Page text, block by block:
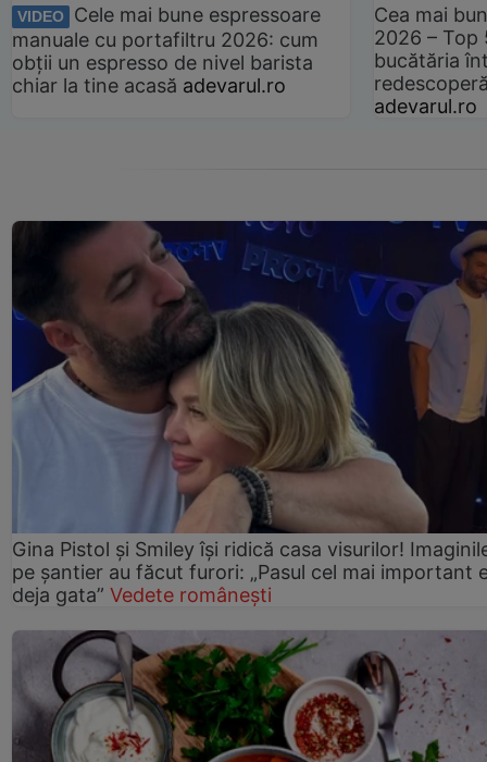
VIDEO
Cele mai bune espressoare
manuale cu portafiltru 2026: cum
obții un espresso de nivel barista
chiar la tine acasă adevarul.ro
Cea mai
2026 –
bucătăria
adevarul.ro
Gina Pistol și Smiley își ridică casa visurilor!
pe șantier au făcut furori: „Pasul cel mai important
deja gata” Vedete românești